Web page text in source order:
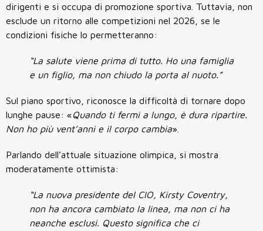
dirigenti e si occupa di promozione sportiva. Tuttavia, non
esclude un ritorno alle competizioni nel 2026, se le
condizioni fisiche lo permetteranno:
“La salute viene prima di tutto. Ho una famiglia
e un figlio, ma non chiudo la porta al nuoto.”
Sul piano sportivo, riconosce la difficoltà di tornare dopo
lunghe pause: «Quando ti fermi a lungo, è dura ripartire.
Non ho più vent’anni e il corpo cambia».
Parlando dell’attuale situazione olimpica, si mostra
moderatamente ottimista:
“La nuova presidente del CIO, Kirsty Coventry,
non ha ancora cambiato la linea, ma non ci ha
neanche esclusi. Questo significa che ci